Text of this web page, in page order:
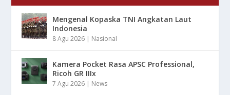
Mengenal Kopaska TNI Angkatan Laut
Indonesia
8 Agu 2026 | Nasional
Kamera Pocket Rasa APSC Professional,
Ricoh GR IIIx
7 Agu 2026 | News